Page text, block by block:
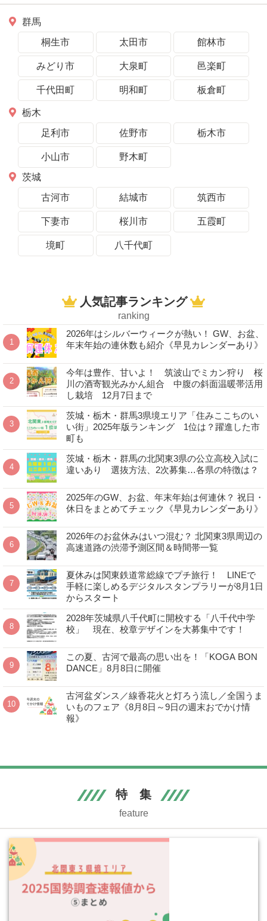
群馬
桐生市
太田市 館林市
みどり市 大泉町 邑楽町
千代田町 明和町 板倉町
栃木
足利市
佐野市 栃木市
小山市
野木町
茨城
古河市
結城市 筑西市
下妻市 桜川市 五霞町
境町 八千代町
人気記事ランキング
ranking
2026年はシルバーウィークが熱い！ GW、お盆、
年末年始の連休数も紹介《早見カレンダーあり》
今年は豊作、甘いよ！ 筑波山でミカン狩り 桜
川の酒寄観光みかん組合 中腹の斜面温暖帯活用
し栽培 12月7日まで
茨城・栃木・群馬3県境エリア「住みここちのい
い街」2025年版ランキング 1位は？躍進した市
町も
茨城・栃木・群馬の北関東3県の公立高校入試に
違いあり 選抜方法、2次募集…各県の特徴は？
2025年のGW、お盆、年末年始は何連休？ 祝日・
休日をまとめてチェック《早見カレンダーあり》
2026年のお盆休みはいつ混む？ 北関東3県周辺の
高速道路の渋滞予測区間＆時間帯一覧
夏休みは関東鉄道常総線でプチ旅行！ LINEで
手軽に楽しめるデジタルスタンプラリーが8月1日
からスタート
2028年茨城県八千代町に開校する「八千代中学
校」 現在、校章デザインを大募集中です！
この夏、古河で最高の思い出を！「KOGA BON
DANCE」8月8日に開催
古河盆ダンス／線香花火と灯ろう流し／全国うま
いものフェア《8月8日～9日の週末おでかけ情
報》
特 集
feature